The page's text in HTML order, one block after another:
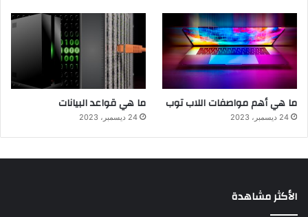
ما هي أهم مواصفات اللاب توب
24 ديسمبر، 2023
ما هي قواعد البيانات
24 ديسمبر، 2023
الأكثر مشاهدة